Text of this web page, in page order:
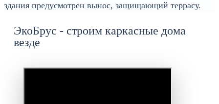
здания предусмотрен вынос, защищающий террасу.
ЭкоБрус - строим каркасные дома
везде